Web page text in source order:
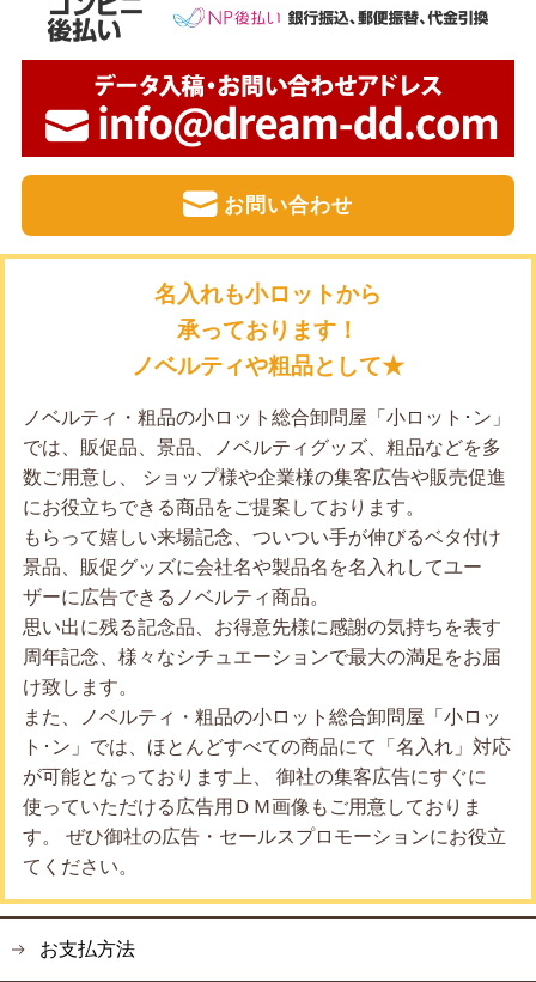
お問い合わせ
名入れも小ロットから
承っております！
ノベルティや粗品として★
ノベルティ・粗品の小ロット総合卸問屋「小ロット･ン」
では、販促品、景品、ノベルティグッズ、粗品などを多
数ご用意し、 ショップ様や企業様の集客広告や販売促進
にお役立ちできる商品をご提案しております。
もらって嬉しい来場記念、ついつい手が伸びるベタ付け
景品、販促グッズに会社名や製品名を名入れしてユー
ザーに広告できるノベルティ商品。
思い出に残る記念品、お得意先様に感謝の気持ちを表す
周年記念、様々なシチュエーションで最大の満足をお届
け致します。
また、ノベルティ・粗品の小ロット総合卸問屋「小ロッ
ト･ン」では、ほとんどすべての商品にて「名入れ」対応
が可能となっております上、 御社の集客広告にすぐに
使っていただける広告用ＤＭ画像もご用意しておりま
す。 ぜひ御社の広告・セールスプロモーションにお役立
てください。
お支払方法